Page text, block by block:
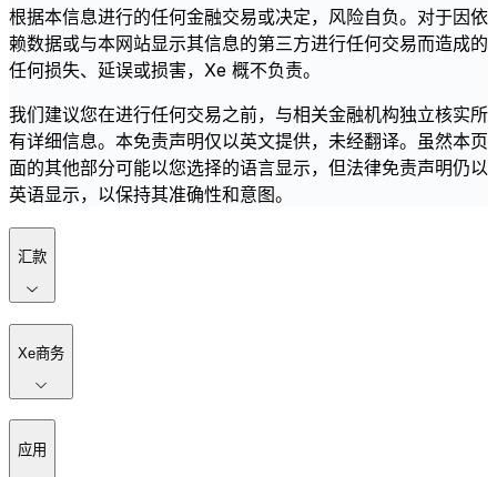
根据本信息进行的任何金融交易或决定，风险自负。对于因依
赖数据或与本网站显示其信息的第三方进行任何交易而造成的
任何损失、延误或损害，Xe 概不负责。
我们建议您在进行任何交易之前，与相关金融机构独立核实所
有详细信息。本免责声明仅以英文提供，未经翻译。虽然本页
面的其他部分可能以您选择的语言显示，但法律免责声明仍以
英语显示，以保持其准确性和意图。
汇款
Xe商务
应用